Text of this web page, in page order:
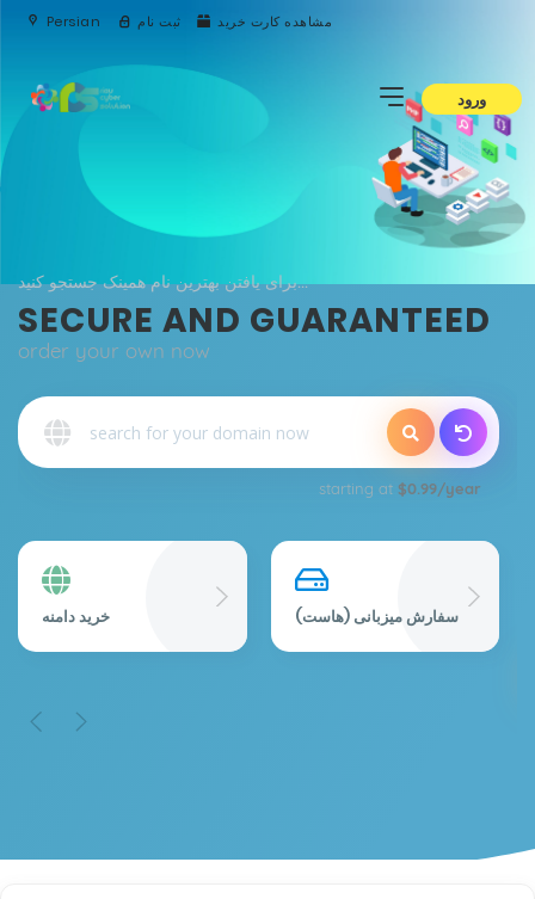
Persian ثبت نام مشاهده کارت خرید
ورود
برای یافتن بهترین نام همینک جستجو کنید...
SECURE AND GUARANTEED
order your own now
starting at $0.99/year
خرید دامنه سفارش میزبانی (هاست)